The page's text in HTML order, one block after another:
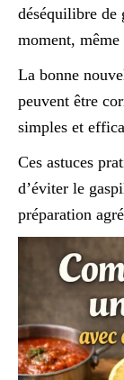
déséquilibre de
moment, même
La bonne
peuvent être
simples et
Ces astuces
d’éviter le
préparation